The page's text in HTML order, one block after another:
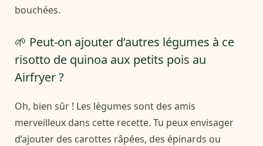
bouchées.
🌱 Peut-on ajouter d’autres légumes à ce
risotto de quinoa aux petits pois au
Airfryer ?
Oh, bien sûr ! Les légumes sont des amis
merveilleux dans cette recette. Tu peux envisager
d’ajouter des carottes râpées, des épinards ou